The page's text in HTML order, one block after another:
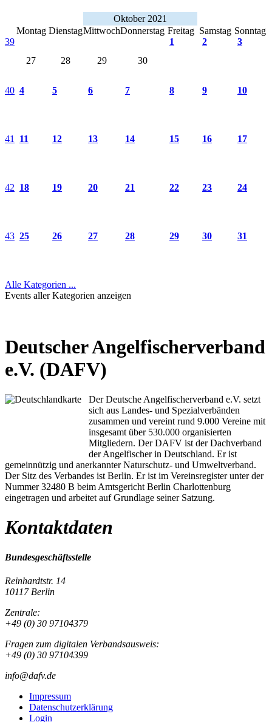
Oktober 2021
Montag DienstagMittwochDonnerstag Freitag Samstag Sonntag
39
27
28 29 30
1 2 3
40 4 5 6 7 8 9 10
41 11 12 13 14 15 16 17
42 18 19 20 21 22 23 24
43 25 26 27 28 29 30 31
Alle Kategorien ...
Events aller Kategorien anzeigen
Deutscher Angelfischerverband
e.V. (DAFV)
Der Deutsche Angelfischerverband e.V. setzt
sich aus Landes- und Spezialverbänden
zusammen und vereint rund 9.000 Vereine mit
insgesamt über 530.000 organisierten
Mitgliedern. Der DAFV ist der Dachverband
der Angelfischer in Deutschland. Er ist
gemeinnützig und anerkannter Naturschutz- und Umweltverband.
Der Sitz des Verbandes ist Berlin. Er ist im Vereinsregister unter der
Nummer 32480 B beim Amtsgericht Berlin Charlottenburg
eingetragen und arbeitet auf Grundlage seiner Satzung.
Kontaktdaten
Bundesgeschäftsstelle
Reinhardtstr. 14
10117 Berlin
Zentrale:
+49 (0) 30 97104379
Fragen zum digitalen Verbandsausweis:
+49 (0) 30 97104399
info@dafv.de
Impressum
Datenschutzerklärung
Login